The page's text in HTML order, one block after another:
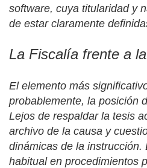
software, cuya titularidad y
de estar claramente
La Fiscalía frente a
El elemento más
probablemente, la posición
Lejos de respaldar la tesis
archivo de la causa y
dinámicas de la instrucción.
habitual en procedimientos